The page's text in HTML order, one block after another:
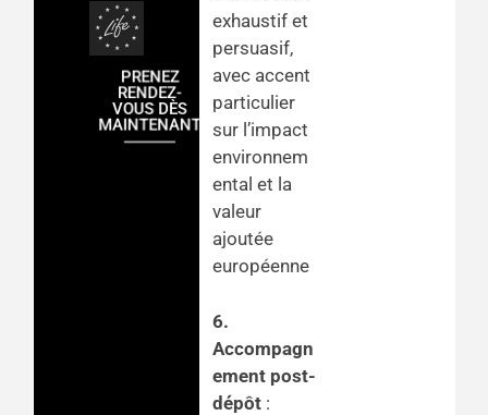
PRENEZ
RENDEZ-
VOUS DÈS
MAINTENANT
exhaustif et
persuasif,
avec accent
particulier
sur l’impact
environnem
ental et la
valeur
ajoutée
européenne
6.
Accompagn
ement post-
dépôt :